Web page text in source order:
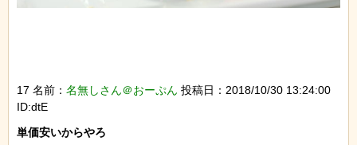
17 名前： 名無しさん＠おーぷん 投稿日：2018/10/30 13:24:00
ID:dtE
単価安いからやろ